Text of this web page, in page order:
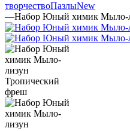
творчествоПазлыNew
—Набор Юный химик Мыло-